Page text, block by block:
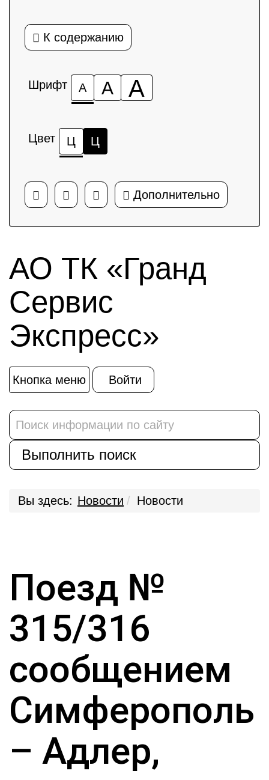
К содержанию
Шрифт А А А
Цвет Ц Ц
Дополнительно
АО ТК «Гранд
Сервис
Экспресс»
Кнопка меню Войти
Вы здесь: Новости Новости
Поезд №
315/316
сообщением
Симферополь
– Адлер,